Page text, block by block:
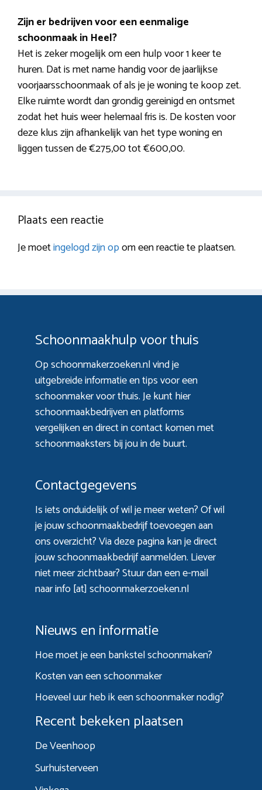
Zijn er bedrijven voor een eenmalige
schoonmaak in Heel?
Het is zeker mogelijk om een hulp voor 1 keer te
huren. Dat is met name handig voor de jaarlijkse
voorjaarsschoonmaak of als je je woning te koop zet.
Elke ruimte wordt dan grondig gereinigd en ontsmet
zodat het huis weer helemaal fris is. De kosten voor
deze klus zijn afhankelijk van het type woning en
liggen tussen de €275,00 tot €600,00.
Plaats een reactie
Je moetingelogd zijn opom een reactie te plaatsen.
Schoonmaakhulp voor thuis
Op schoonmakerzoeken.nl vind je
uitgebreide informatie en tips voor een
schoonmaker voor thuis. Je kunt hier
schoonmaakbedrijven en platforms
vergelijken en direct in contact komen met
schoonmaaksters bij jou in de buurt.
Contactgegevens
Is iets onduidelijk of wil je meer weten? Of wil
je jouw schoonmaakbedrijf toevoegen aan
ons overzicht? Viadeze paginakan je direct
jouw schoonmaakbedrijf aanmelden. Liever
niet meer zichtbaar? Stuur dan een e-mail
naar info [at] schoonmakerzoeken.nl
Nieuws en informatie
Hoe moet je een bankstel schoonmaken?
Kosten van een schoonmaker
Hoeveel uur heb ik een schoonmaker nodig?
Recent bekeken plaatsen
De Veenhoop
Surhuisterveen